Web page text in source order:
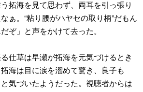
拓海を見て思わず、両耳を引っ張り
ぁ。“粘り腰がハヤセの取り柄”だもん
ぞ」と声をかけて去った。
仕草は早瀬が拓海を元気づけるとき
海は目に涙を溜めて驚き、良子も
気づいたようだった。視聴者からは